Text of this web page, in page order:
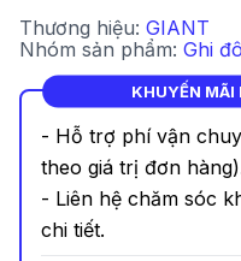
Thương hiệu: GIANT
Nhóm sản phẩm: Ghi
KHUYẾN MÃI
- Hỗ trợ phí vận
theo giá trị đơn
- Liên hệ chăm sóc
chi tiết.